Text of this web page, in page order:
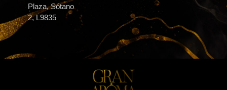
Plaza, Sótano
2, L9835